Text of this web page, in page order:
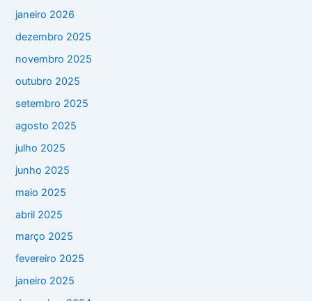
janeiro 2026
dezembro 2025
novembro 2025
outubro 2025
setembro 2025
agosto 2025
julho 2025
junho 2025
maio 2025
abril 2025
março 2025
fevereiro 2025
janeiro 2025